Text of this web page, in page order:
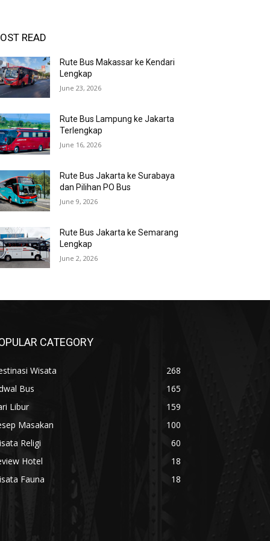
READ
Rute Bus Makassar ke Kendari
Lengkap
June 23, 2026
Rute Bus Lampung ke Jakarta
Terlengkap
June 16, 2026
Rute Bus Jakarta ke Surabaya
dan Pilihan PO Bus
June 9, 2026
Rute Bus Jakarta ke Semarang
Lengkap
June 2, 2026
CATEGORY
Wisata
268
Bus
165
Libur
159
Masakan
100
Religi
60
Hotel
18
Fauna
18